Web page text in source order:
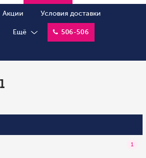
Акции Условия доставки
Ещё 506-506
1